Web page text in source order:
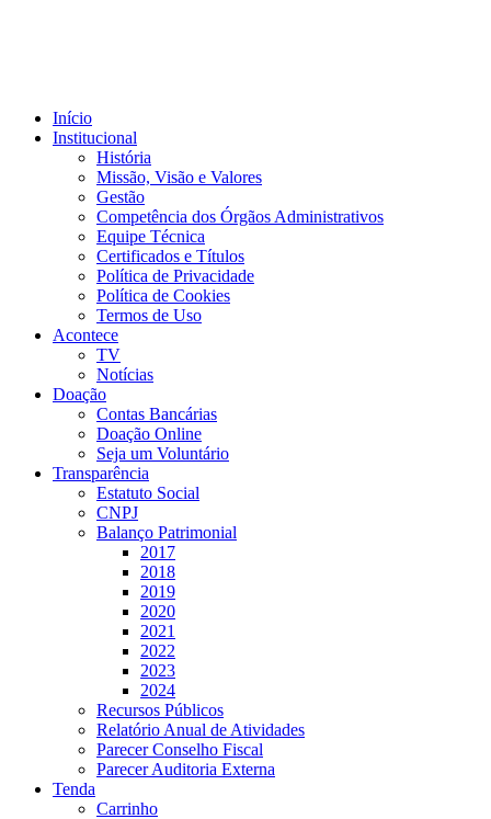
Início
Institucional
História
Missão, Visão e Valores
Gestão
Competência dos Órgãos Administrativos
Equipe Técnica
Certificados e Títulos
Política de Privacidade
Política de Cookies
Termos de Uso
Acontece
TV
Notícias
Doação
Contas Bancárias
Doação Online
Seja um Voluntário
Transparência
Estatuto Social
CNPJ
Balanço Patrimonial
2017
2018
2019
2020
2021
2022
2023
2024
Recursos Públicos
Relatório Anual de Atividades
Parecer Conselho Fiscal
Parecer Auditoria Externa
Tenda
Carrinho